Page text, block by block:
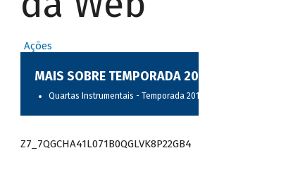
Ações
MAIS SOBRE TEMPORADA 2017
Quartas Instrumentais - Temporada 2017
Z7_7QGCHA41L071B0QGLVK8P22GB4